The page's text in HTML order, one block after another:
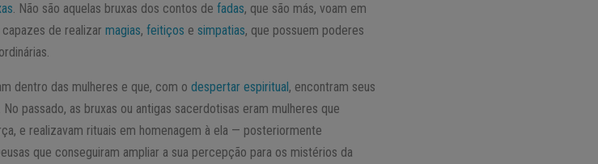
. Não são aquelas bruxas dos contos defadas, que são más, voam em
capazes de realizarmagias,feitiços esimpatias, que possuem poderes
dentro das mulheres e que, com odespertar espiritual , encontram seus
passado, as bruxas ou antigas sacerdotisas eram mulheres que
e realizavam rituais em homenagem à ela — posteriormente
que conseguiram ampliar a sua percepção para os mistérios da